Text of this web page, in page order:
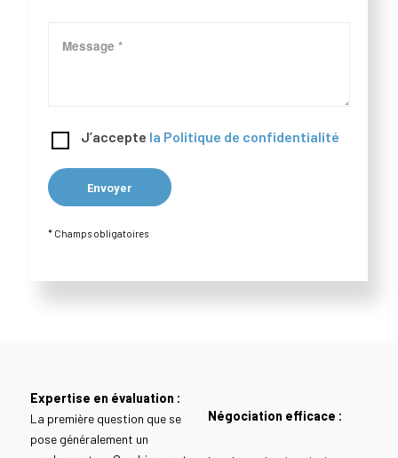
J’accepte la Politique de confidentialité
* Champs obligatoires
Expertise en évaluation :
La première question que se
pose généralement un
Négociation efficace :